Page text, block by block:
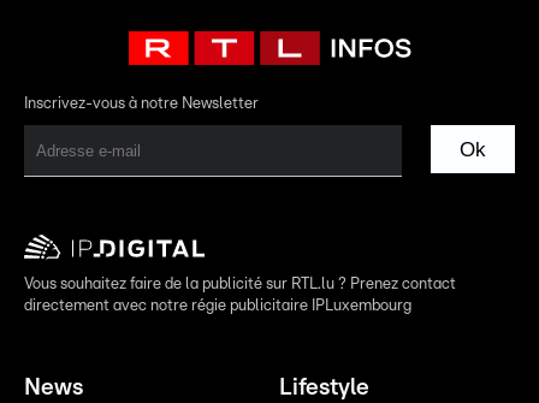
Inscrivez-vous à notre Newsletter
Ok
Vous souhaitez faire de la publicité sur RTL.lu ? Prenez contact
directement avec notre régie publicitaire IPLuxembourg
News Lifestyle